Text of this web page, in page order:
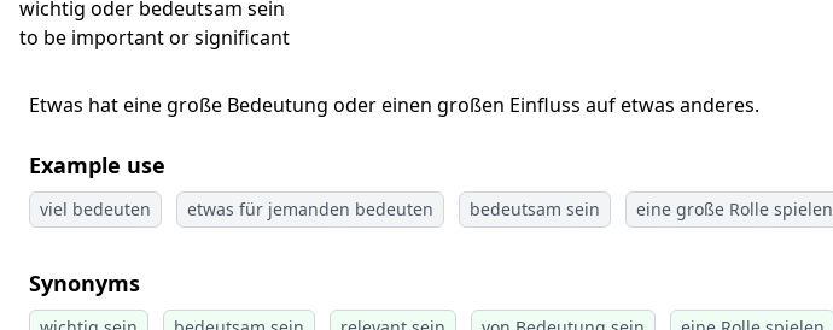
wichtig oder bedeutsam sein
to be important or significant
Etwas hat eine große Bedeutung oder einen großen Einfluss auf etwas anderes.
Example use
viel bedeuten etwas für jemanden bedeuten bedeutsam sein eine große Rolle spielen
Synonyms